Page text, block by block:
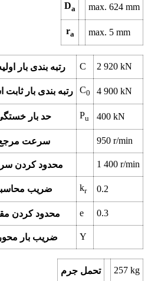
Da max. 624 mm
ra max. 5 mm
رتبه بندی بار C 2 920 kN
رتبه بندی بار ثابت C0 4 900 kN
حد بار Pu 400 kN
سرعت 950 r/min
محدود کردن 1 400 r/min
ضریب kr 0.2
محدود کردن e 0.3
ضریب بار Y
تحمل جرم 257 kg